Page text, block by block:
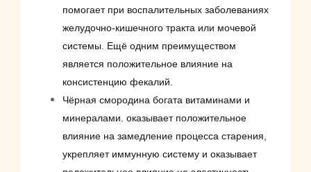
помогает при воспалительных заболеваниях
желудочно-кишечного тракта или мочевой
системы. Ещё одним преимуществом
является положительное влияние на
консистенцию фекалий.
Чёрная смородина богата витаминами и
минералами. оказывает положительное
влияние на замедление процесса старения,
укрепляет иммунную систему и оказывает